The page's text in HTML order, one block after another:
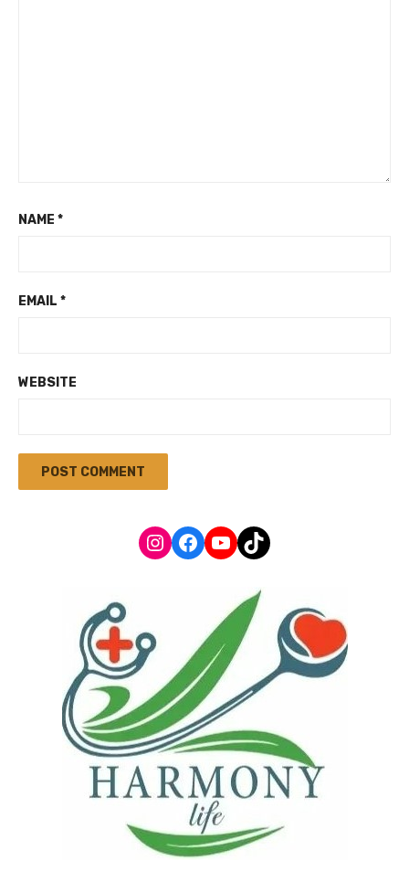
NAME *
EMAIL *
WEBSITE
Instagram
Facebook
YouTube
TikTok